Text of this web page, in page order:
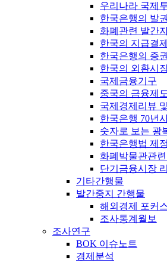
우리나라 국제
한국은행의 발
화폐관련 발간
한국의 지급결
한국은행의 증
한국의 외환시
국제금융기구
중국의 금융제도
국제경제리뷰
한국은행 70년
숫자로 보는 광
한국은행법 제
화폐박물관관
단기금융시장
기타간행물
발간중지 간행물
해외경제 포커
조사통계월보
조사연구
BOK 이슈노트
경제분석